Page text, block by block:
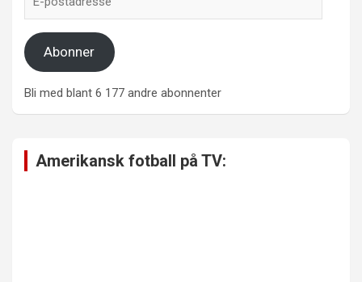
postadresse
Abonner
Bli med blant 6 177 andre abonnenter
Amerikansk fotball på TV: